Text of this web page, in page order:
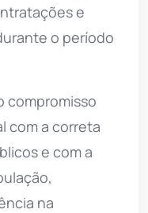
e
o período
compromisso
com a correta
e com a
na